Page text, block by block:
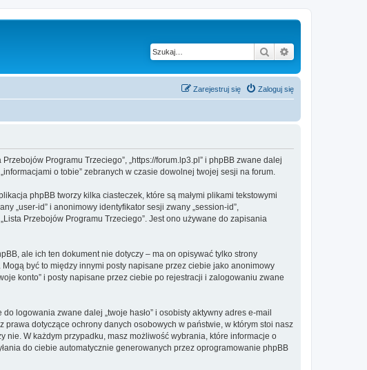
Szukaj
Zaloguj się
Zarejestruj się
Programu Trzeciego”, „https://forum.lp3.pl” i phpBB zwane dalej
o tobie” zebranych w czasie dowolnej twojej sesji na forum.
phpBB tworzy kilka ciasteczek, które są małymi plikami tekstowymi
„user-id” i anonimowy identyfikator sesji zwany „session-id”,
Przebojów Programu Trzeciego”. Jest ono używane do zapisania
ale ich ten dokument nie dotyczy – ma on opisywać tylko strony
być to między innymi posty napisane przez ciebie jako anonimowy
konto” i posty napisane przez ciebie po rejestracji i zalogowaniu zwane
logowania zwane dalej „twoje hasło” i osobisty aktywny adres e-mail
dotyczące ochrony danych osobowych w państwie, w którym stoi nasz
W każdym przypadku, masz możliwość wybrania, które informacje o
do ciebie automatycznie generowanych przez oprogramowanie phpBB